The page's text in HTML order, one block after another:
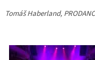
Tomáš Haberland,